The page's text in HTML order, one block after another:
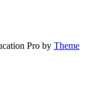
Pro by Theme